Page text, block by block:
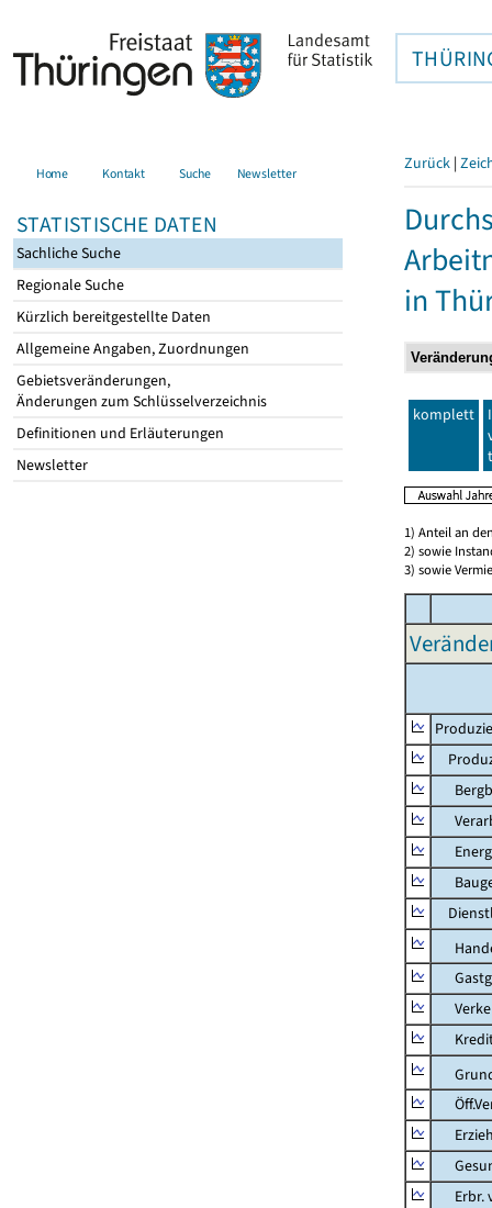
Home Kontakt Suche Newsletter
STATISTISCHE DATEN
Sachliche Suche
Regionale Suche
Kürzlich bereitgestellte Daten
Allgemeine Angaben, Zuordnungen
Gebietsveränderungen,
Änderungen zum Schlüsselverzeichnis
Definitionen und Erläuterungen
Newsletter
Zurück |
in
komplett
1) Anteil an
2) sowie
3) sowie
Erbr.